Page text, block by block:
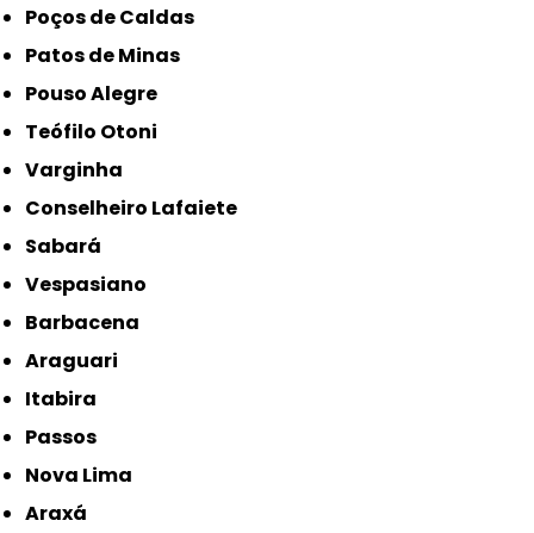
Poços de Caldas
Patos de Minas
Pouso Alegre
Teófilo Otoni
Varginha
Conselheiro Lafaiete
Sabará
Vespasiano
Barbacena
Araguari
Itabira
Passos
Nova Lima
Araxá